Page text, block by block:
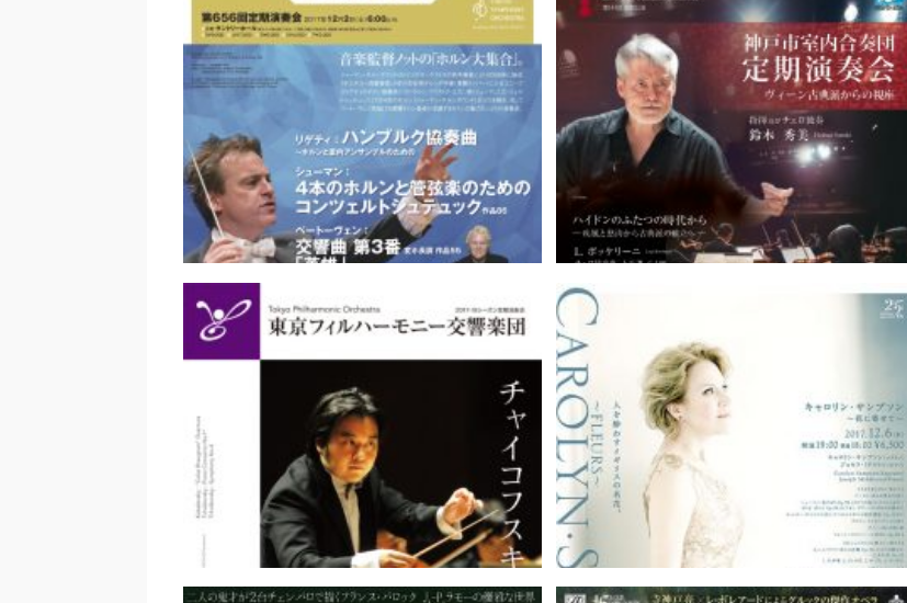
Books | おたまじゃくし無用論｜谷
口昭弘
東京交響楽団 第656回定期演奏会
｜齋藤俊夫
神戸市室内合奏団定期演奏会｜能登
原由美